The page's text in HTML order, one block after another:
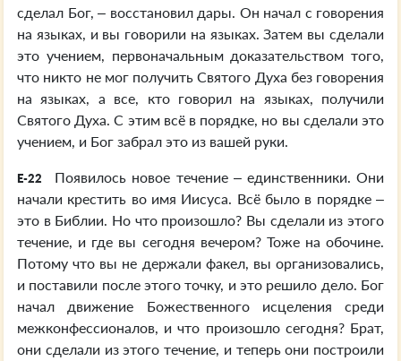
сделал Бог, – восстановил дары. Он начал с говорения
на языках, и вы говорили на языках. Затем вы сделали
это учением, первоначальным доказательством того,
что никто не мог получить Святого Духа без говорения
на языках, а все, кто говорил на языках, получили
Святого Духа. С этим всё в порядке, но вы сделали это
учением, и Бог забрал это из вашей руки.
E-22
Появилось новое течение – единственники. Они
начали крестить во имя Иисуса. Всё было в порядке –
это в Библии. Но что произошло? Вы сделали из этого
течение, и где вы сегодня вечером? Тоже на обочине.
Потому что вы не держали факел, вы организовались,
и поставили после этого точку, и это решило дело. Бог
начал движение Божественного исцеления среди
межконфессионалов, и что произошло сегодня? Брат,
они сделали из этого течение, и теперь они построили